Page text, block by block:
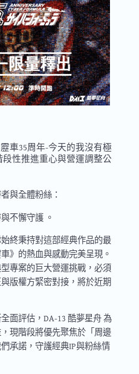
車35周年-今天的我沒有極
性推進重心與營運調整公
與全體粉絲：
不懈守護 。
終秉持對這部經典作品的最
》的熱血與感動完美呈現。
專案的巨大營運挑戰，必須
版權方緊密對接，將於近期
面評估，DA-13 酷夢星舟 為
現階段將優先聚焦於「周邊
承諾，守護經典IP與粉絲情